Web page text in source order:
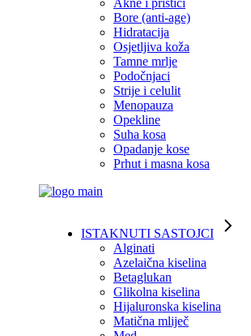
Akne i prištići
Bore (anti-age)
Hidratacija
Osjetljiva koža
Tamne mrlje
Podočnjaci
Strije i celulit
Menopauza
Opekline
Suha kosa
Opadanje kose
Prhut i masna kosa
ISTAKNUTI SASTOJCI
Alginati
Azelaična kiselina
Betaglukan
Glikolna kiselina
Hijaluronska kiselina
Matična mliječ